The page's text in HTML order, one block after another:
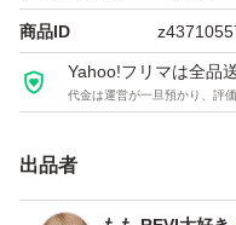
・まずは試してみたい方
・旅行や出張先で手軽
・ジムやオフィスで手軽
【私から購入して頂いた
3大メリット】
商品ID
Yahoo!フリマは全品
代金は運営が一旦預かり、評
出品者